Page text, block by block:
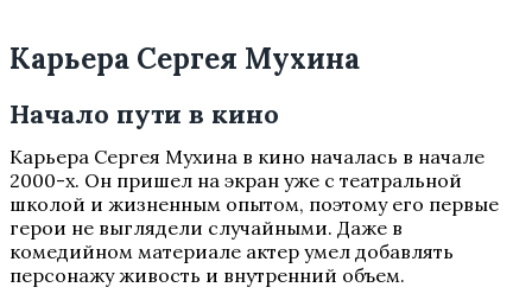
Карьера Сергея Мухина
Начало пути в кино
Карьера Сергея Мухина в кино началась в начале
2000-х. Он пришел на экран уже с театральной
школой и жизненным опытом, поэтому его первые
герои не выглядели случайными. Даже в
комедийном материале актер умел добавлять
персонажу живость и внутренний объем.